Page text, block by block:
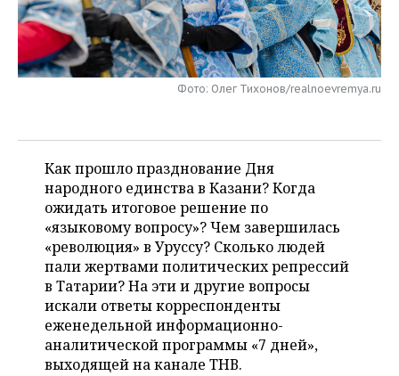
НЕФТЕХИМИЯ
НЕФТЬ
РОЗНИЧНАЯ ТОРГОВЛЯ
ТРАНСПОРТ
НОВОСТИ ТЕХНОЛОГИЙ
IT
МЕРОПРИЯТИЯ
НОВОСТИ МЕРОПРИЯТИЙ
ONLINE-КОНФЕРЕНЦИИ
ОТКРЫТАЯ ЛЕКЦИЯ
СПОРТ
ХОККЕЙ
БАСКЕТБОЛ
ВОЛЕЙБОЛ
КИБЕРСПОРТ
ФИГУРНОЕ КАТАНИЕ
ВЛАСТЬ
ИНФРАСТРУКТУРА
ИСТОРИЯ
КУЛЬТУРА
МЕДИЦИНА
СЮЖЕТЫ
СПИСОК ПЕРСОН
СПИСОК КОМПАНИЙ
ПОЛНАЯ ВЕРСИЯ
Фото: Олег Тихонов/realnoevremya.ru
Как прошло празднование Дня
народного единства в Казани? Когда
ожидать итоговое решение по
«языковому вопросу»? Чем завершилась
«революция» в Уруссу? Сколько людей
пали жертвами политических репрессий
в Татарии? На эти и другие вопросы
искали ответы корреспонденты
еженедельной информационно-
аналитической программы «7 дней»,
выходящей на канале ТНВ.